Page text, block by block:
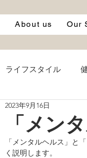
About us Our
ライフスタイル
笑う 笑顔
お風呂
「メン
2023年9月16日
「メンタルヘルス」と
く説明します。